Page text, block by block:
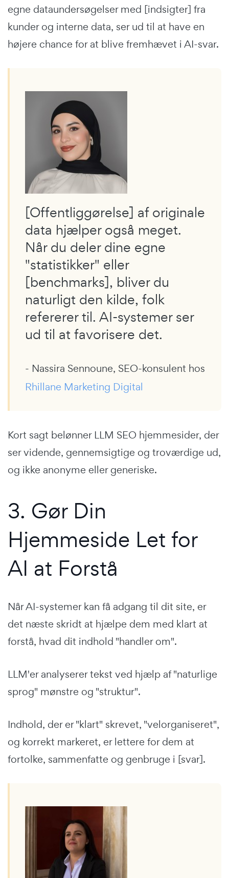
egne dataundersøgelser med [indsigter] fra
kunder og interne data, ser ud til at have en
højere chance for at blive fremhævet i AI-svar.
[Offentliggørelse] af originale
data hjælper også meget.
Når du deler dine egne
"statistikker" eller
[benchmarks], bliver du
naturligt den kilde, folk
refererer til. AI-systemer ser
ud til at favorisere det.
- Nassira Sennoune, SEO-konsulent hos
Rhillane Marketing Digital
Kort sagt belønner LLM SEO hjemmesider, der
ser vidende, gennemsigtige og troværdige ud,
og ikke anonyme eller generiske.
3. Gør Din
Hjemmeside Let for
AI at Forstå
Når AI-systemer kan få adgang til dit site, er
det næste skridt at hjælpe dem med klart at
forstå, hvad dit indhold "handler om".
LLM'er analyserer tekst ved hjælp af "naturlige
sprog" mønstre og "struktur".
Indhold, der er "klart" skrevet, "velorganiseret",
og korrekt markeret, er lettere for dem at
fortolke, sammenfatte og genbruge i [svar].